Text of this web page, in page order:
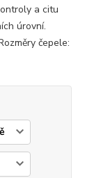
a citu
úrovní.
čepele: